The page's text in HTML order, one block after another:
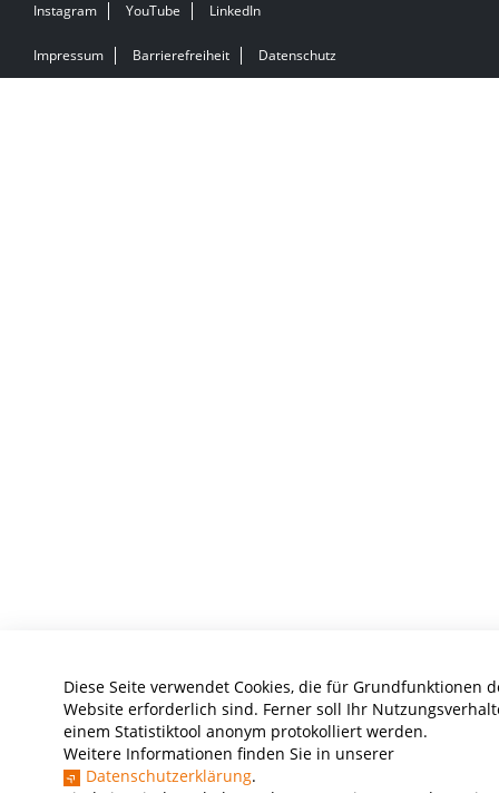
Diese Seite verwendet Cookies, die für Grundfunktionen
Website erforderlich sind. Ferner soll Ihr
einem Statistiktool anonym protokolliert werden.
Weitere Informationen finden Sie in unserer
Datenschutzerklärung.
Instagram YouTube LinkedIn
Impressum Barrierefreiheit Datenschutz